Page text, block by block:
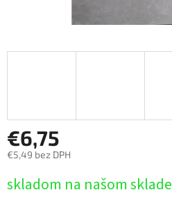
€6,75
€5,49 bez DPH
cena:
skladom na našom sklade